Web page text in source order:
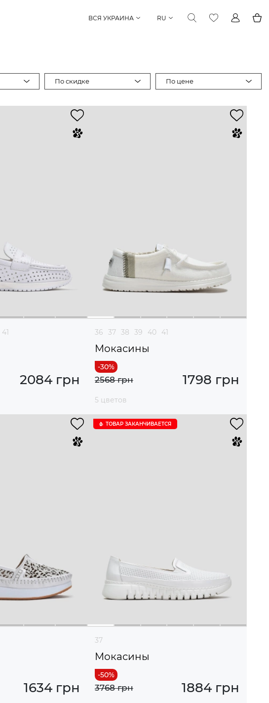
ВСЯ УКРАИНА RU
По скидке По цене
41
2084 грн
36 37 38 39 40 41
Мокасины
1798 грн
2568 грн
5 цветов
1634 грн
ТОВАР ЗАКАНЧИВАЕТСЯ
37
Мокасины
1884 грн
3768 грн